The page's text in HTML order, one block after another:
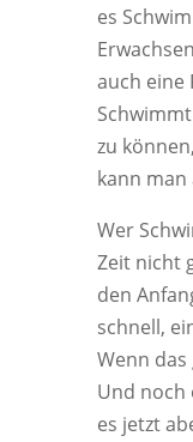
es
auch eine
zu
kann
Wer
Zeit nicht
den
schnell,
Wenn
Und noch
es jetzt